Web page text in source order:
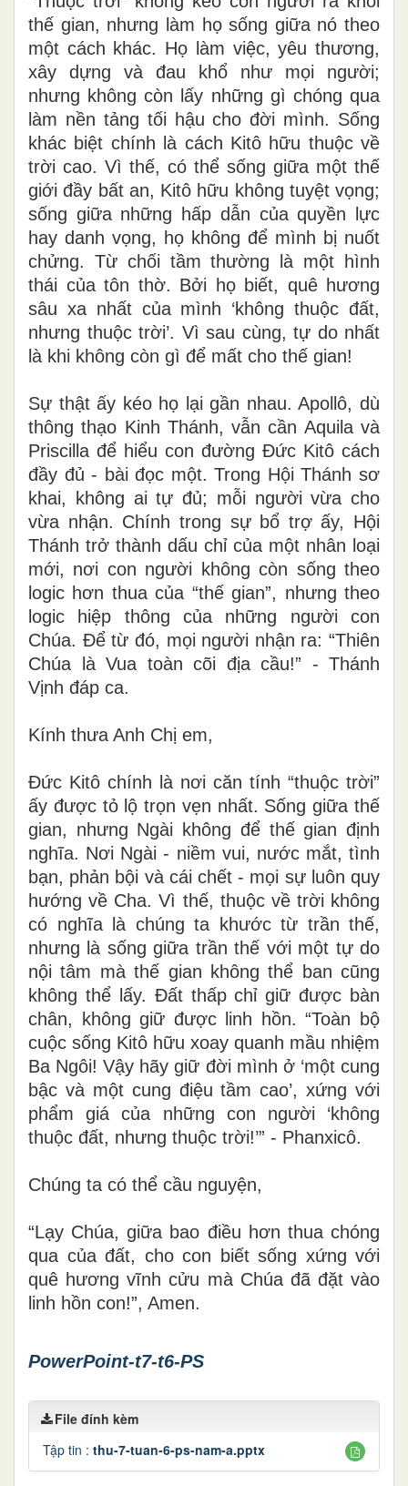
thế gian, nhưng làm họ sống giữa nó theo
một cách khác. Họ làm việc, yêu thương,
xây dựng và đau khổ như mọi người;
nhưng không còn lấy những gì chóng qua
làm nền tảng tối hậu cho đời mình. Sống
khác biệt chính là cách Kitô hữu thuộc về
trời cao. Vì thế, có thể sống giữa một thế
giới đầy bất an, Kitô hữu không tuyệt vọng;
sống giữa những hấp dẫn của quyền lực
hay danh vọng, họ không để mình bị nuốt
chửng. Từ chối tầm thường là một hình
thái của tôn thờ. Bởi họ biết, quê hương
sâu xa nhất của mình ‘không thuộc đất,
nhưng thuộc trời’. Vì sau cùng, tự do nhất
là khi không còn gì để mất cho thế gian!
Sự thật ấy kéo họ lại gần nhau. Apollô, dù
thông thạo Kinh Thánh, vẫn cần Aquila và
Priscilla để hiểu con đường Đức Kitô cách
đầy đủ - bài đọc một. Trong Hội Thánh sơ
khai, không ai tự đủ; mỗi người vừa cho
vừa nhận. Chính trong sự bổ trợ ấy, Hội
Thánh trở thành dấu chỉ của một nhân loại
mới, nơi con người không còn sống theo
logic hơn thua của “thế gian”, nhưng theo
logic hiệp thông của những người con
Chúa. Để từ đó, mọi người nhận ra: “Thiên
Chúa là Vua toàn cõi địa cầu!” - Thánh
Vịnh đáp ca.
Kính thưa Anh Chị em,
Đức Kitô chính là nơi căn tính “thuộc trời”
ấy được tỏ lộ trọn vẹn nhất. Sống giữa thế
gian, nhưng Ngài không để thế gian định
nghĩa. Nơi Ngài - niềm vui, nước mắt, tình
bạn, phản bội và cái chết - mọi sự luôn quy
hướng về Cha. Vì thế, thuộc về trời không
có nghĩa là chúng ta khước từ trần thế,
nhưng là sống giữa trần thế với một tự do
nội tâm mà thế gian không thể ban cũng
không thể lấy. Đất thấp chỉ giữ được bàn
chân, không giữ được linh hồn. “Toàn bộ
cuộc sống Kitô hữu xoay quanh mầu nhiệm
Ba Ngôi! Vậy hãy giữ đời mình ở ‘một cung
bậc và một cung điệu tầm cao’, xứng với
phẩm giá của những con người ‘không
thuộc đất, nhưng thuộc trời!’” - Phanxicô.
Chúng ta có thể cầu nguyện,
“Lạy Chúa, giữa bao điều hơn thua chóng
qua của đất, cho con biết sống xứng với
quê hương vĩnh cửu mà Chúa đã đặt vào
linh hồn con!”, Amen.
PowerPoint-t7-t6-PS
File đính kèm
Tập tin : thu-7-tuan-6-ps-nam-a.pptx